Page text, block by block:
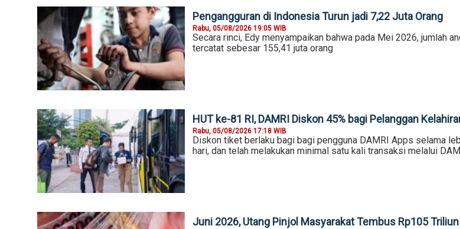
Pengangguran di Indonesia Turun jadi 7,22 Juta Orang
Rabu, 05/08/2026 19:05 WIB
Secara rinci, Edy menyampaikan bahwa pada Mei 2026, jumlah
tercatat sebesar 155,41 juta orang
HUT ke-81 RI, DAMRI Diskon 45% bagi Pelanggan
Rabu, 05/08/2026 17:18 WIB
Diskon tiket berlaku bagi bagi pengguna DAMRI Apps selama
hari, dan telah melakukan minimal satu kali transaksi melalui
Juni 2026, Utang Pinjol Masyarakat Tembus Rp105 Triliun